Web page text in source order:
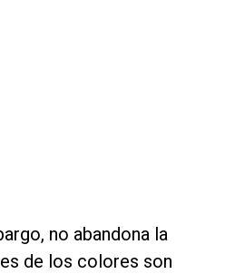
no abandona la
de los colores son